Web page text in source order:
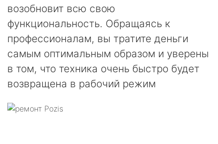
возобновит всю свою
функциональность. Обращаясь к
профессионалам, вы тратите деньги
самым оптимальным образом и уверены
в том, что техника очень быстро будет
возвращена в рабочий режим